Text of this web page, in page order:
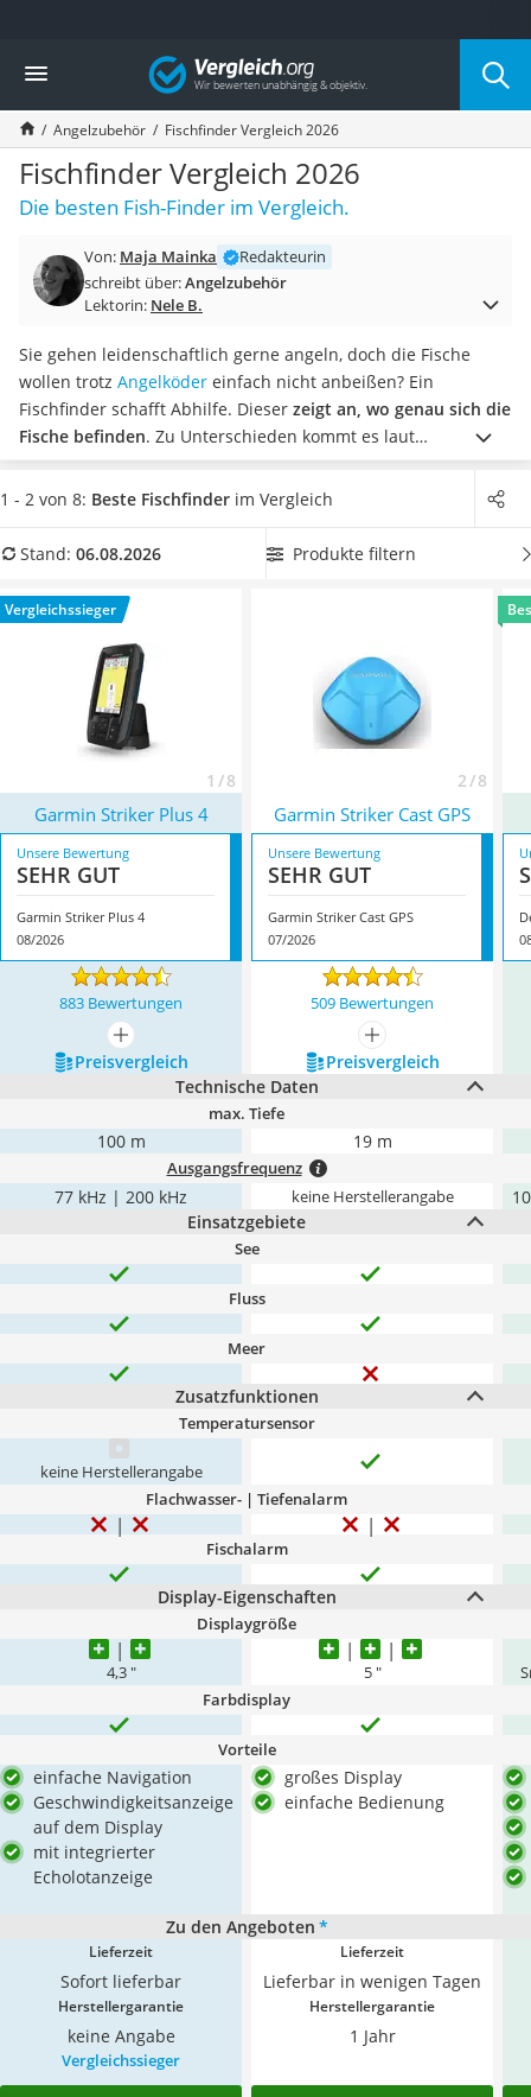
Die beliebtesten Vergleiche nach Kategorie
Freizeit & Sport
Gartentrampolin
Trampolin
Metalldetektor
Eufab-Fahrradträger
Trampolin 366 cm
Aluminium-Koffer
Futterboot
E-Bike-Dreirad
Trekkingschuhe Herren
Reisetasche mit Rollen
Klimmzugstation
Koffer
Nachtsichtgerät
Handgepäck-Koffer
Wanderschuhe Herren
Sicherheitsweste Reiten
Vergleich
Angelzubehör Fischfinder Vergleich 2026
Fischfinder Vergleich 2026
Die besten Fish-Finder im Vergleich.
Von: Maja Mainka
Redakteurin
schreibt über:Angelzubehör
Lektorin: Nele B.
Sie gehen leidenschaftlich gerne angeln, doch die Fische
wollen trotz Angelköder einfach nicht anbeißen? Ein
Fischfinder schafft Abhilfe. Dieser zeigt an, wo genau sich die
Fische befinden. Zu Unterschieden kommt es laut
Fischfinder-Tests im Internet beider Sendeleistung. Je höher
diese ist,desto detailreicher sind die übertragenen Bilder
.
Funktionenwie Temperatursensor, Flachwasser- bzw.
Vergleichs haben wir unterschiedlichste Produkte
zusammengetragen. Überzeugt hat uns hier im August 2026
besonders das Modell
Garmin Striker Plus 4* mit seinen
Eigenschaften.
1 - 2 von 8: Beste Fischfinder im Vergleich
Stand: 06.08.2026 Produkte filtern
Vergleichssieger
1 / 8 2 / 8
Garmin Striker Plus 4 Garmin Striker Cast GPS
Unsere Bewertung
SEHR GUT
Garmin Striker Plus 4
08/2026
Unsere Bewertung
SEHR GUT
Garmin Striker Cast GPS
07/2026
883 Bewertungen 509 Bewertungen
mehr anzeigen
mehr anzeigen
Preis­vergleich
Preis­vergleich
Technische Daten
max. Tiefe
100 m 19 m
Ausgangsfrequenz
77 kHz | 200 kHz keine Herstellerangabe
Einsatzgebiete
See
Fluss
Meer
Zusatzfunktionen
Temperatursensor
keine Herstellerangabe
Flachwasser- | Tiefenalarm
Fischalarm
Display-Eigenschaften
Displaygröße
4,3 " 5 "
Farbdisplay
Vorteile
einfache Navigation
Geschwindigkeitsanzeige
auf dem Display
mit integrierter
Echolotanzeige
großes Display
einfache Bedienung
Zu den Angeboten *
Lieferzeit
Sofort lieferbar
Lieferzeit
Lieferbar in wenigen Tagen
Herstellergarantie
keine Angabe
Herstellergarantie
1 Jahr
Vergleichssieger